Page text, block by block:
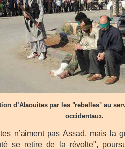
d’Alaouites par les "rebelles" au
occidentaux.
n’aiment pas Assad, mais la
se retire de la révolte",